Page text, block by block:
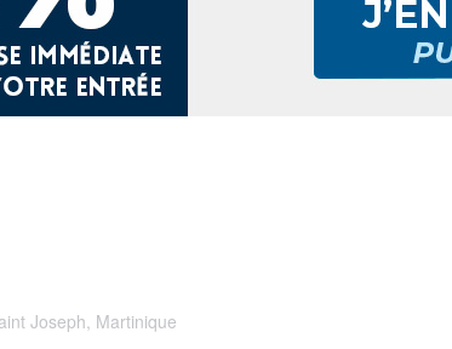
Joseph, Martinique